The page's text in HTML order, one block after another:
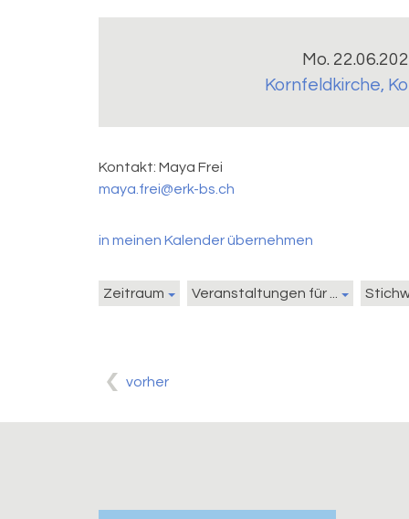
Mo.
Kornfeldkirche,
Kontakt: Maya Frei
maya.frei@erk-bs.ch
in meinen Kalender übernehmen
Zeitraum Veranstaltungen für ...
vorher